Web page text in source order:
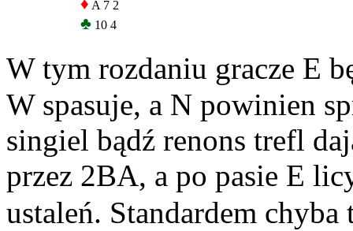
♦ A 7 2
♣ 10 4
W tym rozdaniu gracze E
W spasuje, a N powinien
singiel bądź renons trefl
przez 2BA, a po pasie E
ustaleń. Standardem chyba